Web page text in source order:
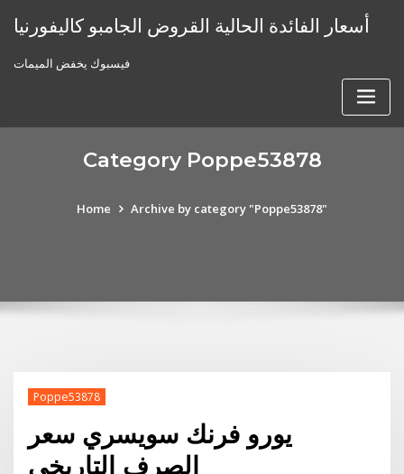
أسعار الفائدة الحالية القروض الجامبو كاليفورنيا
فيسبوك يخفض الميمات
Category Poppe53878
Home Archive by category "Poppe53878"
Poppe53878
يورو فرنك سويسري سعر
الصرف التاريخي